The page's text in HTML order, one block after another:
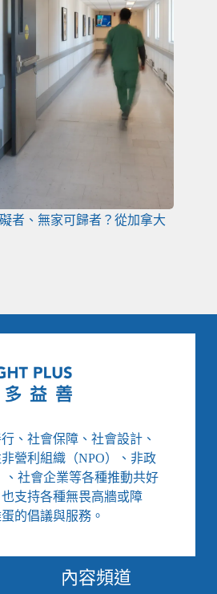
者、無家可歸者？從加拿大
、社會保障、社會設計、
營利組織（NPO）、非政
、社會企業等各種推動共好
支持各種無畏高牆或障
的倡議與服務。
內容頻道